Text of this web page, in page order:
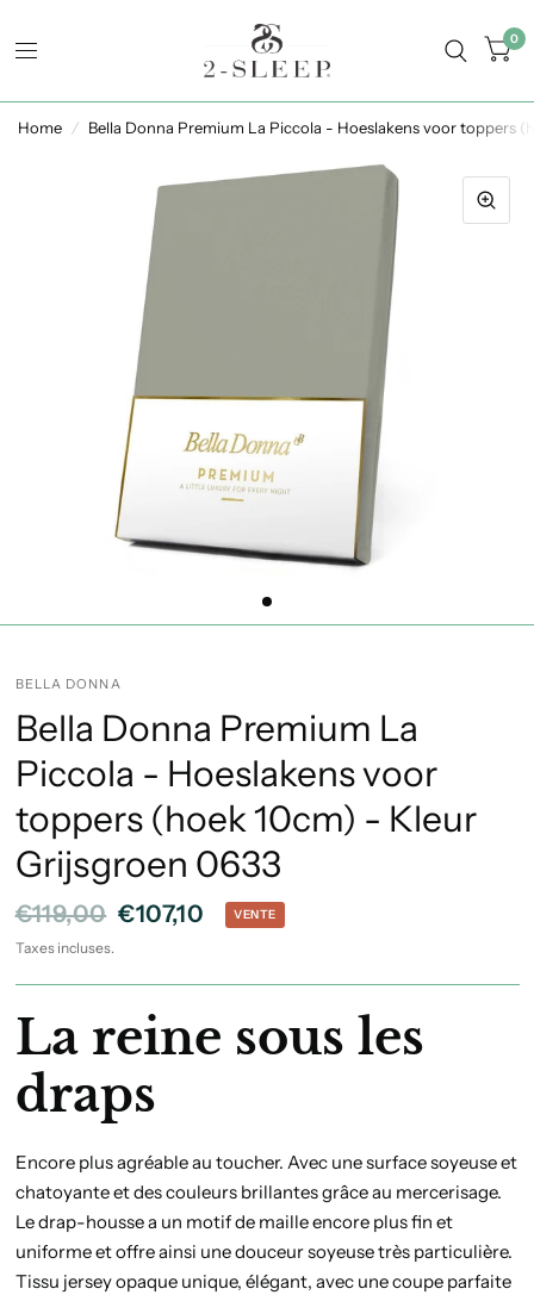
0
Home / Bella Donna Premium La Piccola - Hoeslakens voor toppers
BELLA DONNA
Bella Donna Premium La
Piccola - Hoeslakens voor
toppers (hoek 10cm) - Kleur
Grijsgroen 0633
€119,00 €107,10 VENTE
Taxes incluses.
La reine sous les
draps
Encore plus agréable au toucher. Avec une surface soyeuse et
chatoyante et des couleurs brillantes grâce au mercerisage.
Le drap-housse a un motif de maille encore plus fin et
uniforme et offre ainsi une douceur soyeuse très particulière.
Tissu jersey opaque unique, élégant, avec une coupe parfaite